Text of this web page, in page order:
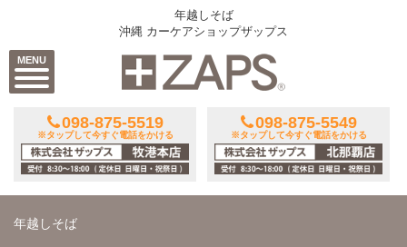
MENU
年越しそば
沖縄 カーケアショップザップス
098-875-5519
※タップして今すぐ電話をかける
098-875-5549
※タップして今すぐ電話をかける
年越しそば